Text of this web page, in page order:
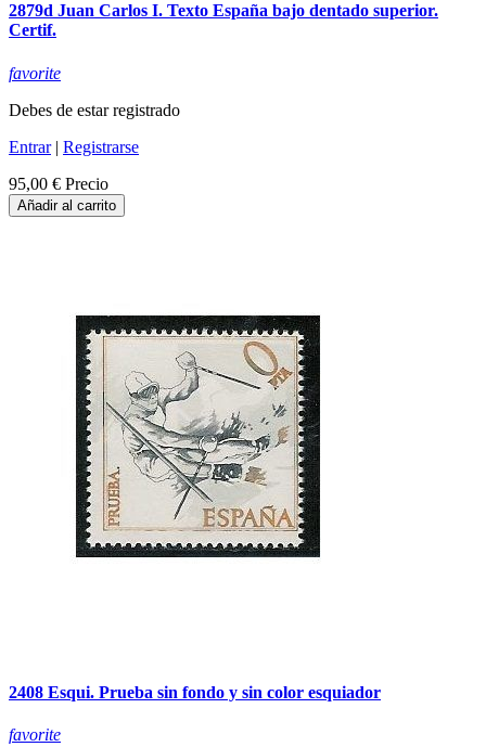
2879d Juan Carlos I. Texto España bajo dentado superior.
Certif.
favorite
Debes de estar registrado
Entrar| Registrarse
95,00 € Precio
Añadir al carrito
2408 Esqui. Prueba sin fondo y sin color esquiador
favorite